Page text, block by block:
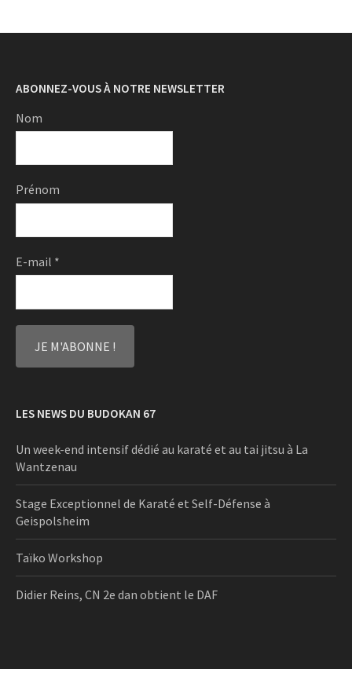
ABONNEZ-VOUS À NOTRE NEWSLETTER
Nom
Prénom
E-mail *
LES NEWS DU BUDOKAN 67
Un week-end intensif dédié au karaté et au tai jitsu à La
Wantzenau
Stage Exceptionnel de Karaté et Self-Défense à
Geispolsheim
Taïko Workshop
Didier Reins, CN 2e dan obtient le DAF